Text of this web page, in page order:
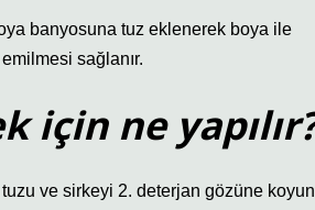
banyosuna tuz eklenerek boya ile
sağlanır.
için ne
ve sirkeyi 2. deterjan gözüne